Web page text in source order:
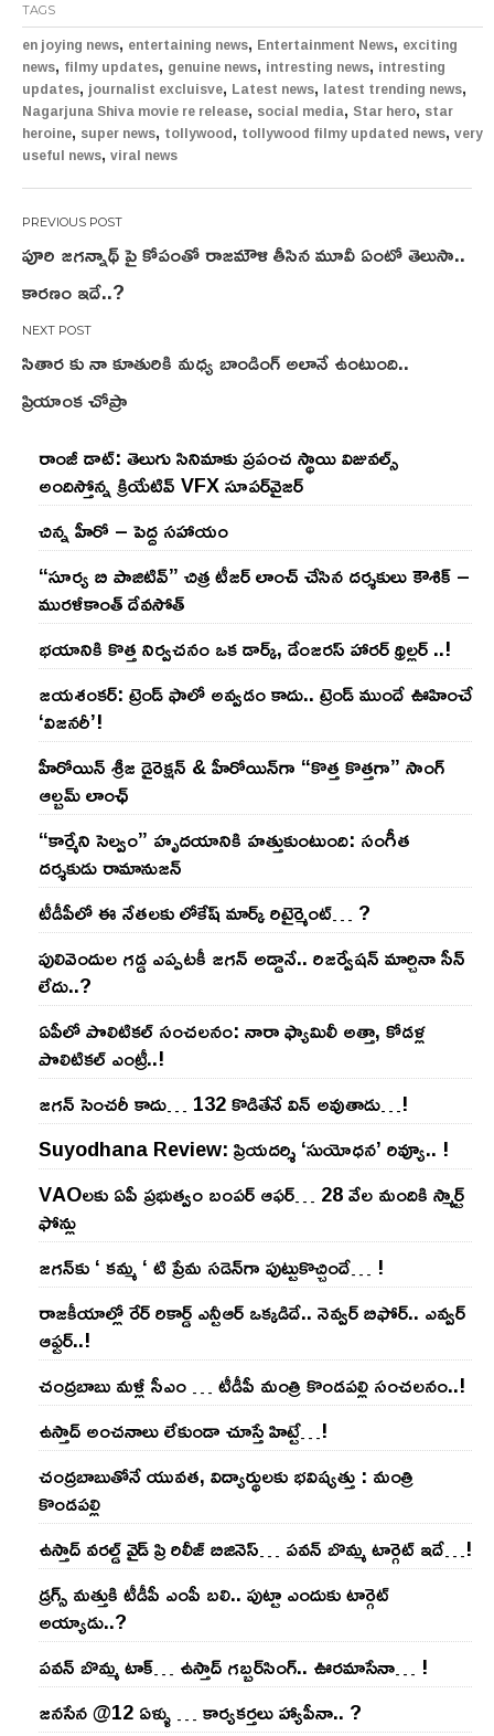
TAGS
en joying news, entertaining news, Entertainment News, exciting
news, filmy updates, genuine news, intresting news, intresting
updates, journalist excluisve, Latest news, latest trending news,
Nagarjuna Shiva movie re release, social media, Star hero, star
heroine, super news, tollywood, tollywood filmy updated news, very
useful news, viral news
Post
navigation
పూరి జగన్నాథ్ పై కోపంతో రాజమౌళి తీసిన మూవీ ఏంటో తెలుసా..
కారణం ఇదే..?
సితార కు నా కూతురికి మధ్య బాండింగ్ అలానే ఉంటుంది..
ప్రియాంక చోప్రా
రాంజీ డాట్: తెలుగు సినిమాకు ప్రపంచ స్థాయి విజువల్స్
అందిస్తోన్న క్రియేటివ్ VFX సూపర్‌వైజర్
చిన్న హీరో – పెద్ద సహాయం
“సూర్య బి పాజిటివ్” చిత్ర టీజర్ లాంచ్ చేసిన‌ దర్శకులు కౌశిక్ –
మురళీకాంత్ దేవసోత్
భయానికి కొత్త నిర్వచనం ఒక డార్క్, డేంజరస్ హారర్ థ్రిల్లర్ ..!
జయశంకర్: ట్రెండ్‌ ఫాలో అవ్వడం కాదు.. ట్రెండ్‌ ముందే ఊహించే
‘విజనరీ’!
హీరోయిన్ శ్రీజ డైరెక్ష‌న్ & హీరోయిన్‌గా “కొత్త కొత్తగా” సాంగ్
ఆల్బమ్ లాంఛ్
“కార్మేని సెల్వం” హృదయానికి హత్తుకుంటుంది: సంగీత
దర్శకుడు రామానుజన్
టీడీపీలో ఈ నేత‌ల‌కు లోకేష్ మార్క్ రిటైర్మెంట్‌… ?
పులివెందుల గ‌డ్డ ఎప్ప‌ట‌కీ జ‌గ‌న్ అడ్డానే.. రిజ‌ర్వేష‌న్ మార్చినా సీన్
లేదు..?
ఏపీలో పొలిటిక‌ల్ సంచ‌ల‌నం: నారా ఫ్యామిలీ అత్తా, కోడ‌ళ్ల
పొలిటికల్ ఎంట్రీ..!
జ‌గ‌న్ సెంచ‌రీ కాదు… 132 కొడితేనే విన్ అవుతాడు…!
Suyodhana Review: ప్రియదర్శి ‘సుయోధన’ రివ్యూ.. !
VAOల‌కు ఏపీ ప్ర‌భుత్వం బంప‌ర్ ఆఫ‌ర్‌… 28 వేల మందికి స్మార్ట్
ఫోన్లు
జ‌గ‌న్‌కు ‘ క‌మ్మ ‘ టి ప్రేమ స‌డెన్‌గా పుట్టుకొచ్చిందే… !
రాజ‌కీయాల్లో రేర్ రికార్డ్ ఎన్టీఆర్ ఒక్క‌డిదే.. నెవ్వ‌ర్ బిఫోర్‌.. ఎవ్వ‌ర్
ఆఫ్ట‌ర్‌..!
చంద్ర‌బాబు మ‌ళ్లీ సీఎం … టీడీపీ మంత్రి కొండ‌ప‌ల్లి సంచ‌ల‌నం..!
ఉస్తాద్ అంచ‌నాలు లేకుండా చూస్తే హిట్టే…!
చంద్ర‌బాబుతోనే యువ‌త‌, విద్యార్థుల‌కు భ‌విష్య‌త్తు : మంత్రి
కొండ‌ప‌ల్లి
ఉస్తాద్ వ‌ర‌ల్డ్ వైడ్ ప్రి రిలీజ్ బిజినెస్‌… ప‌వ‌న్ బొమ్మ టార్గెట్ ఇదే…!
డ్రగ్స్ మత్తుకి టీడీపీ ఎంపీ బలి.. పుట్టా ఎందుకు టార్గెట్
అయ్యాడు..?
ప‌వ‌న్ బొమ్మ టాక్‌… ఉస్తాద్ గ‌బ్బ‌ర్‌సింగ్‌.. ఊర‌మాసేనా… !
జనసేన @12 ఏళ్ళు … కార్యకర్తలు హ్యాపీనా.. ?